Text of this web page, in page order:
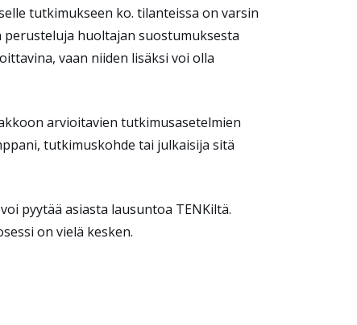
tutkimukseen ko. tilanteissa on varsin
huoltajan suostumuksesta
vaan niiden lisäksi voi olla
arvioitavien tutkimusasetelmien
tutkimuskohde tai julkaisija sitä
pyytää asiasta lausuntoa TENKiltä.
on vielä kesken.